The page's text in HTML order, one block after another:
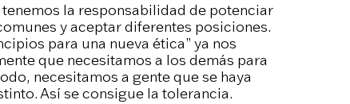
la responsabilidad de potenciar
y aceptar diferentes posiciones.
para una nueva ética” ya nos
que necesitamos a los demás para
necesitamos a gente que se haya
Así se consigue la tolerancia.